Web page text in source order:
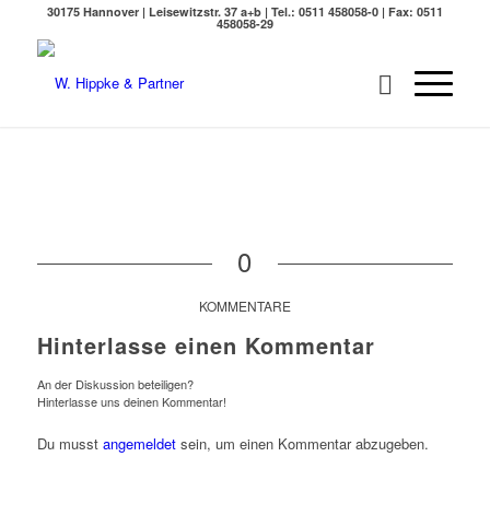
30175 Hannover | Leisewitzstr. 37 a+b | Tel.: 0511 458058-0 | Fax: 0511
458058-29
0
KOMMENTARE
Hinterlasse einen Kommentar
An der Diskussion beteiligen?
Hinterlasse uns deinen Kommentar!
Du musst angemeldetsein, um einen Kommentar abzugeben.